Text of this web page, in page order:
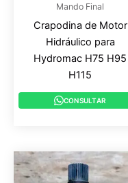
Mando Final
Crapodina de Motor
Hidráulico para
Hydromac H75 H95
H115
CONSULTAR